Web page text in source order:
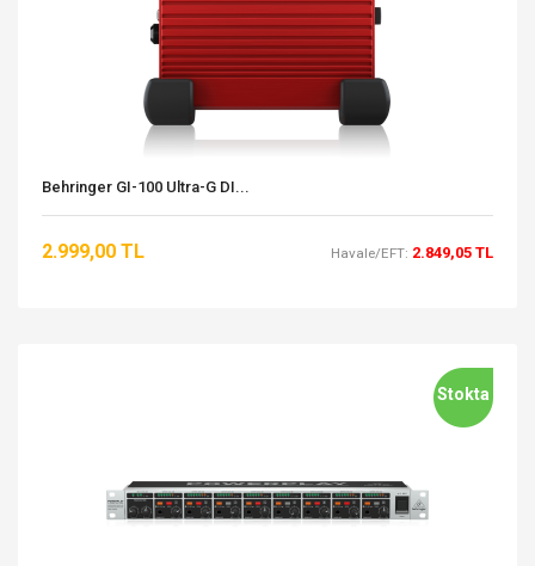
Behringer GI-100 Ultra-G DI...
2.999,00 TL Havale/EFT: 2.849,05 TL
Stokta